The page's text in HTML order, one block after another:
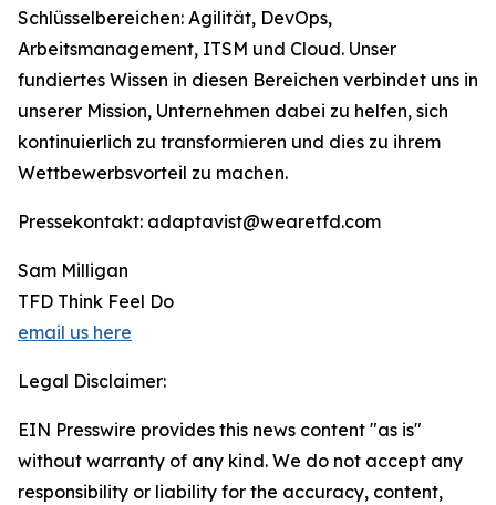
Schlüsselbereichen: Agilität, DevOps,
Arbeitsmanagement, ITSM und Cloud. Unser
fundiertes Wissen in diesen Bereichen verbindet uns in
unserer Mission, Unternehmen dabei zu helfen, sich
kontinuierlich zu transformieren und dies zu ihrem
Wettbewerbsvorteil zu machen.
Pressekontakt: adaptavist@wearetfd.com
Sam Milligan
TFD Think Feel Do
email us here
Legal Disclaimer:
EIN Presswire provides this news content "as is"
without warranty of any kind. We do not accept any
responsibility or liability for the accuracy, content,